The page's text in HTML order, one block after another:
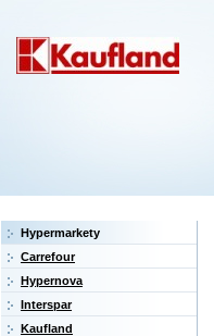
Hypermarkety
Carrefour
Hypernova
Interspar
Kaufland